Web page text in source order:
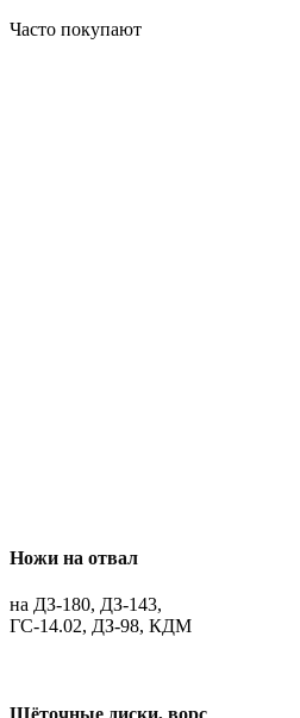
Часто покупают
Ножи на отвал
на ДЗ-180, ДЗ-143,
ГС-14.02, ДЗ-98, КДМ
Щёточные диски, ворс